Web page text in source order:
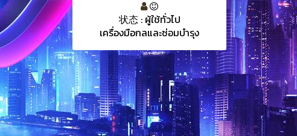
状态 : ผู้ใช้ทั่วไป
เครื่องมือกลและซ่อมบำรุง